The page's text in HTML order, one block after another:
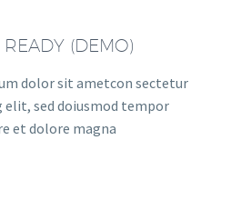
READY (DEMO)
dolor sit ametcon sectetur
elit, sed doiusmod tempor
et dolore magna